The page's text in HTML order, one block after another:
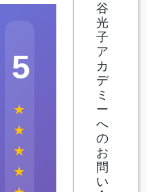
5
★
★
★
★
谷
光
子
ア
カ
デ
ミ
ー
へ
の
お
問
い